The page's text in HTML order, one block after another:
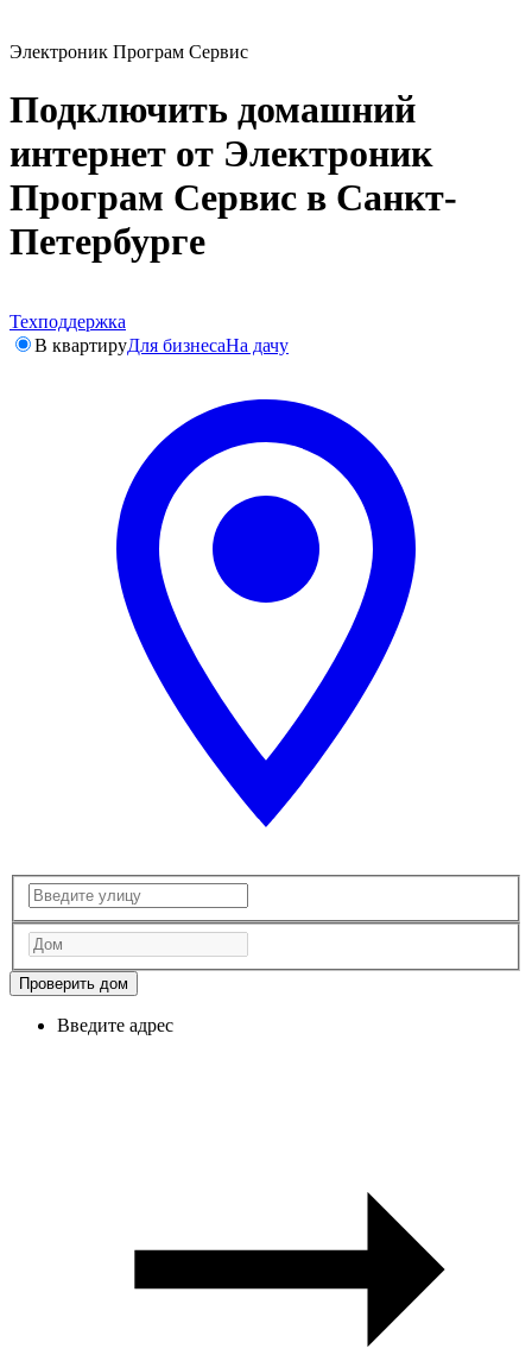
Электроник Програм Сервис
Подключить домашний
интернет от Электроник
Програм Сервис в Санкт-
Петербурге
Техподдержка
В квартируДля бизнесаНа дачу
Проверить дом
Введите адрес